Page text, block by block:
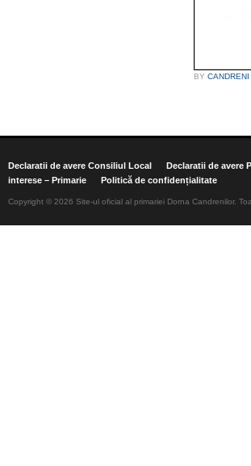
BY CANDRENI
Declaratii de avere Consiliul Local Declaratii de avere
interese – Primarie
Politică de confidențialitate
Copyright © 2026 Site-ul oficial al primariei Dorna Candrenilor.